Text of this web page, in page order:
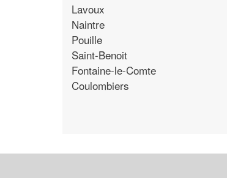
Lavoux
Naintre
Pouille
Saint-Benoit
Fontaine-le-Comte
Coulombiers